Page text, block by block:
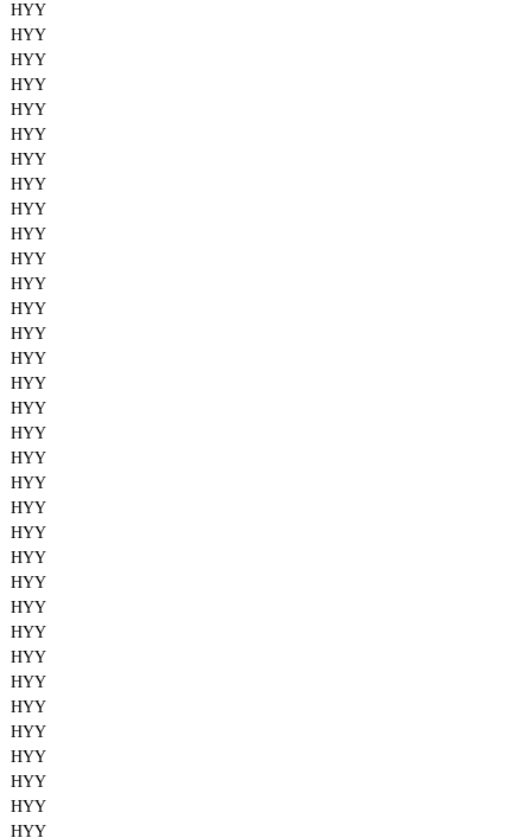
HYY
HYY
HYY
HYY
HYY
HYY
HYY
HYY
HYY
HYY
HYY
HYY
HYY
HYY
HYY
HYY
HYY
HYY
HYY
HYY
HYY
HYY
HYY
HYY
HYY
HYY
HYY
HYY
HYY
HYY
HYY
HYY
HYY
HYY